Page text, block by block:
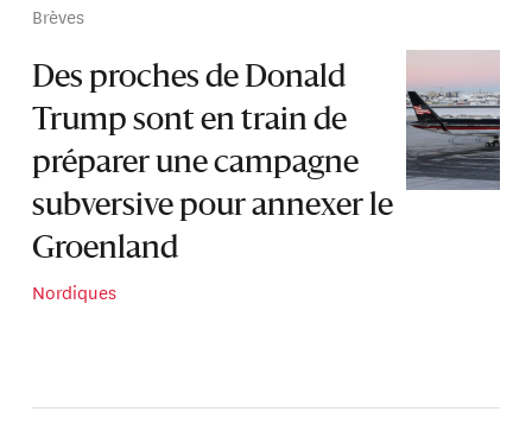
Brèves
Des proches de Donald
Trump sont en train de
préparer une campagne
subversive pour annexer le
Groenland
Nordiques